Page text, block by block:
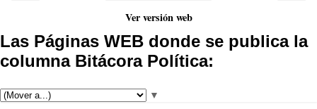
Ver versión web
Las Páginas WEB donde se publica la
columna Bitácora Política:
▼